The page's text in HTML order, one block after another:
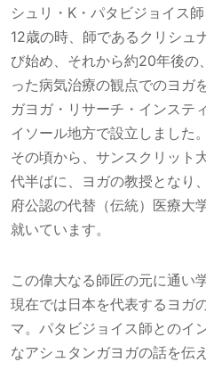
シュリ・K・パタビジョイス師
12歳の時、師であるクリシュ
び始め、それから約20年後の
った病気治療の観点でのヨガ
ガヨガ・リサーチ・インステ
イソール地方で設立しました。
その頃から、サンスクリット
代半ばに、ヨガの教授となり
府公認の代替（伝統）医療大
就いています。
この偉大なる師匠の元に通い
現在では日本を代表するヨガ
マ。パタビジョイス師とのイ
なアシュタンガヨガの話を伝